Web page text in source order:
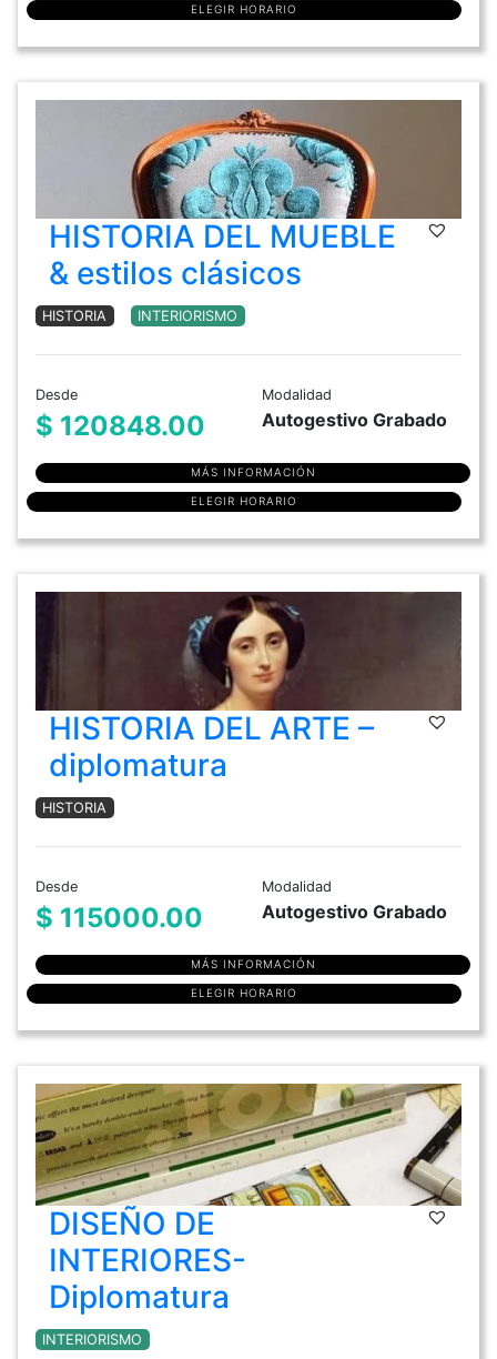
ELEGIR HORARIO
HISTORIA DEL MUEBLE
& estilos clásicos
HISTORIA INTERIORISMO
Desde
$ 120848.00
Modalidad
Autogestivo Grabado
MÁS INFORMACIÓN
ELEGIR HORARIO
HISTORIA DEL ARTE –
diplomatura
HISTORIA
Desde
$ 115000.00
Modalidad
Autogestivo Grabado
MÁS INFORMACIÓN
ELEGIR HORARIO
DISEÑO DE
INTERIORES-
Diplomatura
INTERIORISMO